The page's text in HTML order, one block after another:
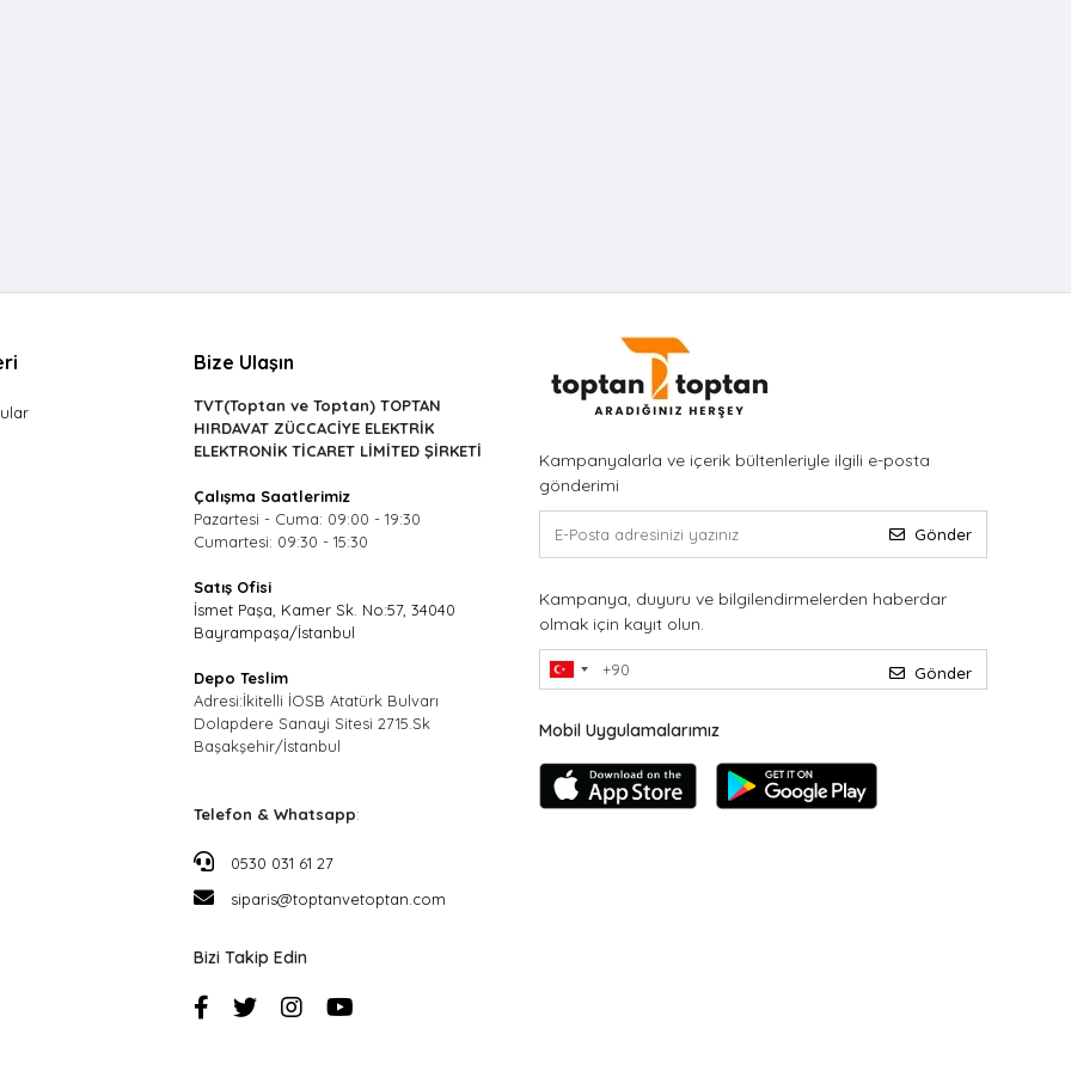
Bize Ulaşın
TVT(Toptan ve Toptan) TOPTAN
HIRDAVAT ZÜCCACİYE ELEKTRİK
ELEKTRONİK TİCARET LİMİTED ŞİRKETİ
Çalışma Saatlerimiz
Pazartesi - Cuma: 09:00 - 19:30
Cumartesi: 09:30 - 15:30
Satış Ofisi
İsmet Paşa, Kamer Sk. No:57, 34040
Bayrampaşa/İstanbul
Depo Teslim
Adresi:İkitelli İOSB Atatürk Bulvarı
Dolapdere Sanayi Sitesi 2715.Sk
Başakşehir/İstanbul
Telefon & Whatsapp:
0530 031 61 27
siparis@toptanvetoptan.com
Bizi Takip Edin
Kampanyalarla ve içerik bültenleriyle ilgili e-posta
gönderimi
Gönder
Kampanya, duyuru ve bilgilendirmelerden haberdar
olmak için kayıt olun.
Gönder
Mobil Uygulamalarımız